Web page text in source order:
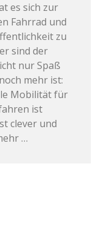
es sich zur
Fahrrad und
zu
sind der
nur Spaß
mehr ist:
Mobilität für
ist
clever und
…